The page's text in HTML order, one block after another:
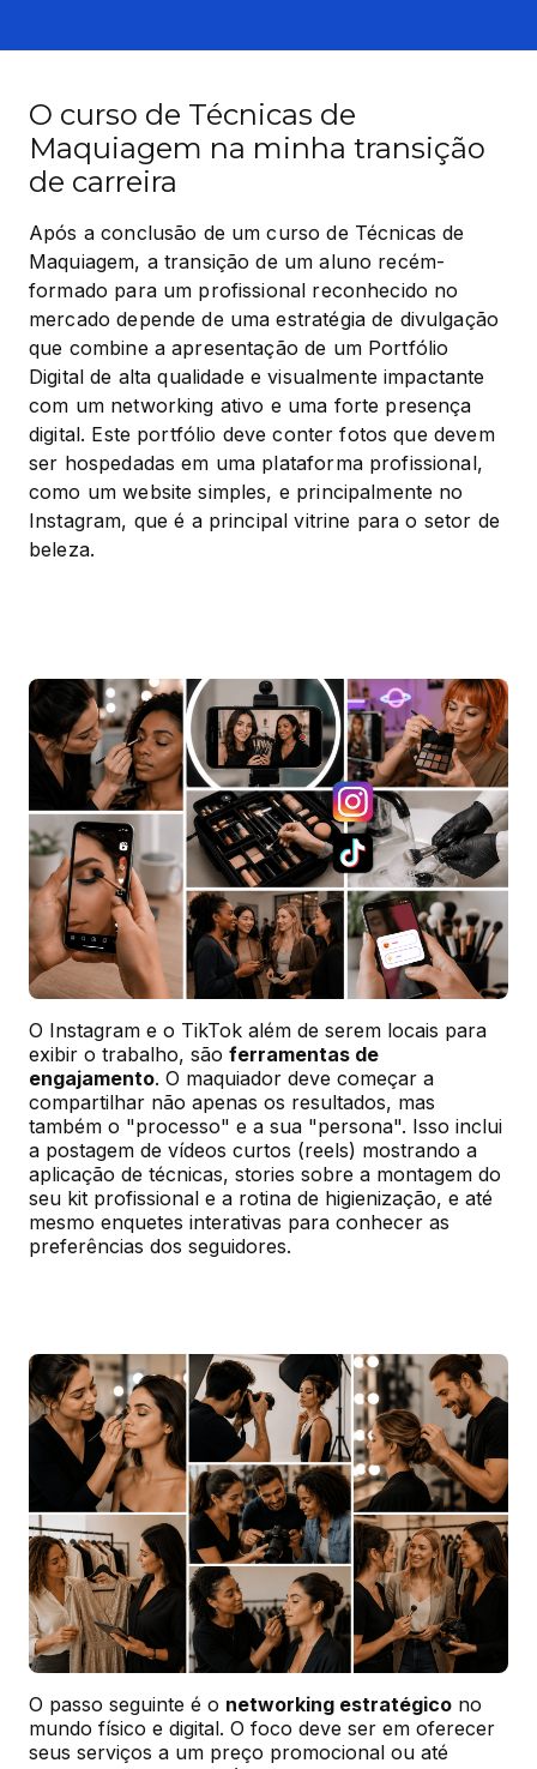
O curso de Técnicas de
Maquiagem na minha transição
de carreira
Após a conclusão de um curso de Técnicas de
Maquiagem, a transição de um aluno recém-
formado para um profissional reconhecido no
mercado depende de uma estratégia de divulgação
que combine a apresentação de um Portfólio
Digital de alta qualidade e visualmente impactante
com um networking ativo e uma forte presença
digital. Este portfólio deve conter fotos que devem
ser hospedadas em uma plataforma profissional,
como um website simples, e principalmente no
Instagram, que é a principal vitrine para o setor de
beleza.
O Instagram e o TikTok além de serem locais para
exibir o trabalho, são ferramentas de
engajamento. O maquiador deve começar a
compartilhar não apenas os resultados, mas
também o "processo" e a sua "persona". Isso inclui
a postagem de vídeos curtos (reels) mostrando a
aplicação de técnicas, stories sobre a montagem do
seu kit profissional e a rotina de higienização, e até
mesmo enquetes interativas para conhecer as
preferências dos seguidores.
O passo seguinte é o networking estratégico no
mundo físico e digital. O foco deve ser em oferecer
seus serviços a um preço promocional ou até